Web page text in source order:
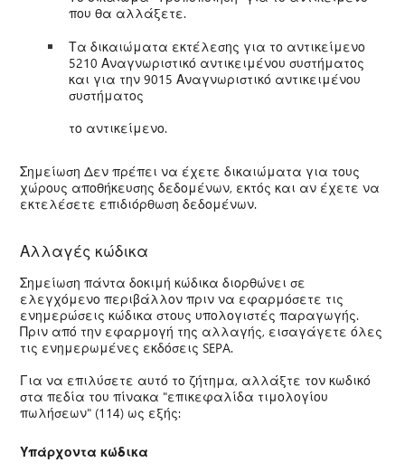
που θα αλλάξετε.
Τα δικαιώματα εκτέλεσης για το αντικείμενο
5210 Αναγνωριστικό αντικειμένου συστήματος
και για την 9015 Αναγνωριστικό αντικειμένου
συστήματος
το αντικείμενο.
Σημείωση Δεν πρέπει να έχετε δικαιώματα για τους
χώρους αποθήκευσης δεδομένων, εκτός και αν έχετε να
εκτελέσετε επιδιόρθωση δεδομένων.
Αλλαγές κώδικα
Σημείωση πάντα δοκιμή κώδικα διορθώνει σε
ελεγχόμενο περιβάλλον πριν να εφαρμόσετε τις
ενημερώσεις κώδικα στους υπολογιστές παραγωγής.
Πριν από την εφαρμογή της αλλαγής, εισαγάγετε όλες
τις ενημερωμένες εκδόσεις SEPA.
Για να επιλύσετε αυτό το ζήτημα, αλλάξτε τον κωδικό
στα πεδία του πίνακα "επικεφαλίδα τιμολογίου
πωλήσεων" (114) ως εξής:
Υπάρχοντα κώδικα